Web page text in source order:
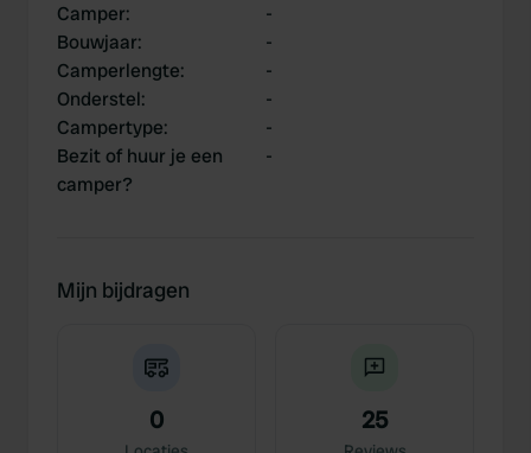
Camper:
-
Bouwjaar:
-
Camperlengte:
-
Onderstel:
-
Campertype:
-
Bezit of huur je een
camper?
-
Mijn bijdragen
0 25